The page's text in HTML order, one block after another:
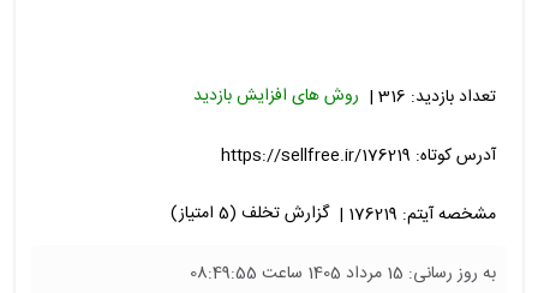
تعداد بازدید: 316 | روش های افزایش بازدید
آدرس کوتاه: https://sellfree.ir/176219
مشخصه آیتم: 176219 | گزارش تخلف (5 امتیاز)
به روز رسانی: 15 مرداد 1405 ساعت 08:49:55